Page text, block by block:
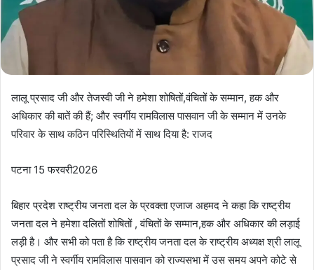
लालू प्रसाद जी और तेजस्वी जी ने हमेशा शोषितों,वंचितों के सम्मान, हक और
अधिकार की बातें की हैं; और स्वर्गीय रामविलास पासवान जी के सम्मान में उनके
परिवार के साथ कठिन परिस्थितियों में साथ दिया है: राजद
पटना 15 फरवरी2026
बिहार प्रदेश राष्ट्रीय जनता दल के प्रवक्ता एजाज अहमद ने कहा कि राष्ट्रीय
जनता दल ने हमेशा दलितों शोषितों , वंचितों के सम्मान,हक और अधिकार की लड़ाई
लड़ी है। और सभी को पता है कि राष्ट्रीय जनता दल के राष्ट्रीय अध्यक्ष श्री लालू
प्रसाद जी ने स्वर्गीय रामविलास पासवान को राज्यसभा में उस समय अपने कोटे से